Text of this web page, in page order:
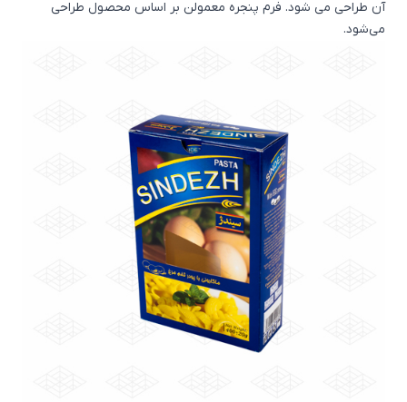
آن طراحی می شود. فرم پنجره معمولن بر اساس محصول طراحی
می‌شود.